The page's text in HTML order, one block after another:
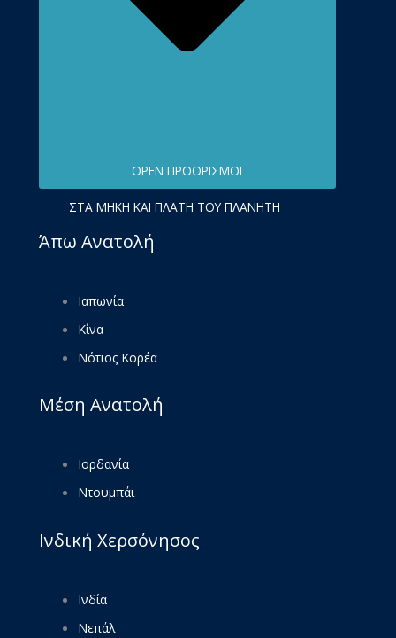
OPEN ΠΡΟΟΡΙΣΜΟΊ
ΣΤΑ ΜΉΚΗ ΚΑΙ ΠΛΆΤΗ ΤΟΥ ΠΛΑΝΉΤΗ
Άπω Ανατολή
Ιαπωνία
Κίνα
Νότιος Κορέα
Μέση Ανατολή
Ιορδανία
Ντουμπάι
Ινδική Χερσόνησος
Ινδία
Νεπάλ